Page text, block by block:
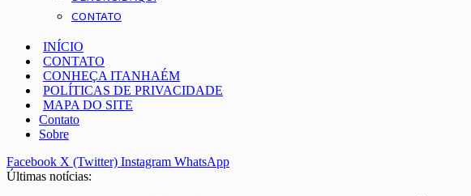
CONTATO
INÍCIO
CONTATO
CONHEÇA ITANHAÉM
POLÍTICAS DE PRIVACIDADE
MAPA DO SITE
Contato
Sobre
Facebook X (Twitter) Instagram WhatsApp
Últimas notícias: